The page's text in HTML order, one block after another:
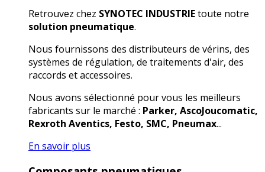
Retrouvez chez SYNOTEC INDUSTRIEtoute notre
solution pneumatique.
Nous fournissons des distributeurs de vérins, des
systèmes de régulation, de traitements d'air, des
raccords et accessoires.
Nous avons sélectionné pour vous les meilleurs
fabricants sur le marché : Parker, AscoJoucomatic,
Rexroth Aventics, Festo, SMC, Pneumax...
En savoir plus